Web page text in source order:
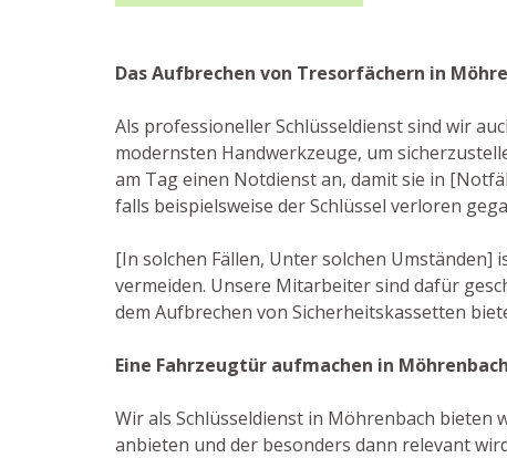
Das Aufbrechen von Tresorfächern in
Als professioneller Schlüsseldienst sind wir
modernsten Handwerkzeuge, um
am Tag einen Notdienst an, damit sie in
falls beispielsweise der Schlüssel verloren
[In solchen Fällen, Unter solchen
vermeiden. Unsere Mitarbeiter sind dafür
dem Aufbrechen von Sicherheitskassetten
Eine Fahrzeugtür aufmachen in Möhrenbach
Wir als Schlüsseldienst in Möhrenbach bieten
anbieten und der besonders dann relevant